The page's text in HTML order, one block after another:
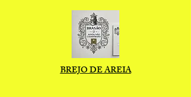
BREJO DE AREIA